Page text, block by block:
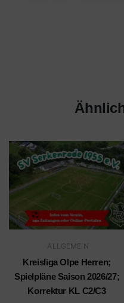
ALLGEMEIN
Kreisliga Olpe Herren;
Spielpläne Saison 2026/27;
Korrektur KL C2/C3